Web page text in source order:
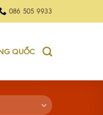
086 505 9933
QUỐC